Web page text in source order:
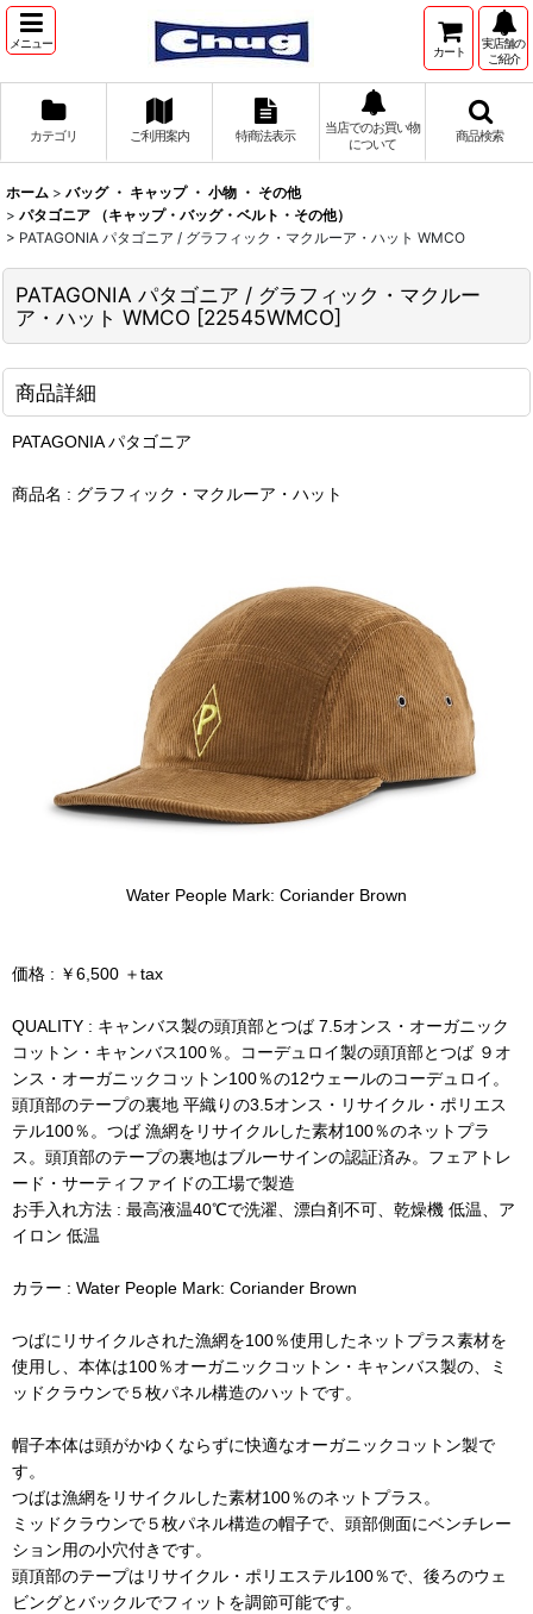
メニュー
カート
実店舗の
ご紹介
カテゴリ ご利用案内 特商法表示
当店でのお買い物
について
商品検索
ホーム > バッグ ・ キャップ ・ 小物 ・ その他
> パタゴニア （キャップ・バッグ・ベルト・その他）
> PATAGONIA パタゴニア / グラフィック・マクルーア・ハット WMCO
PATAGONIA パタゴニア / グラフィック・マクルー
ア・ハット WMCO [22545WMCO]
商品詳細
PATAGONIA パタゴニア
商品名 : グラフィック・マクルーア・ハット
Water People Mark: Coriander Brown
価格 : ￥6,500 ＋tax
QUALITY : キャンバス製の頭頂部とつば 7.5オンス・オーガニック
コットン・キャンバス100％。コーデュロイ製の頭頂部とつば ９オ
ンス・オーガニックコットン100％の12ウェールのコーデュロイ。
頭頂部のテープの裏地 平織りの3.5オンス・リサイクル・ポリエス
テル100％。つば 漁網をリサイクルした素材100％のネットプラ
ス。頭頂部のテープの裏地はブルーサインの認証済み。フェアトレ
ード・サーティファイドの工場で製造
お手入れ方法 : 最高液温40℃で洗濯、漂白剤不可、乾燥機 低温、ア
イロン 低温
カラー : Water People Mark: Coriander Brown
つばにリサイクルされた漁網を100％使用したネットプラス素材を
使用し、本体は100％オーガニックコットン・キャンバス製の、ミ
ッドクラウンで５枚パネル構造のハットです。
帽子本体は頭がかゆくならずに快適なオーガニックコットン製で
す。
つばは漁網をリサイクルした素材100％のネットプラス。
ミッドクラウンで５枚パネル構造の帽子で、頭部側面にベンチレー
ション用の小穴付きです。
頭頂部のテープはリサイクル・ポリエステル100％で、後ろのウェ
ビングとバックルでフィットを調節可能です。